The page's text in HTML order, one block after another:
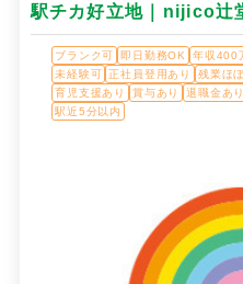
駅チカ好立地｜nijico辻
ブランク可 即日勤務OK 年収400
未経験可 正社員登用あり 残業ほ
育児支援あり
賞与あり 退職金あり
駅近5分以内